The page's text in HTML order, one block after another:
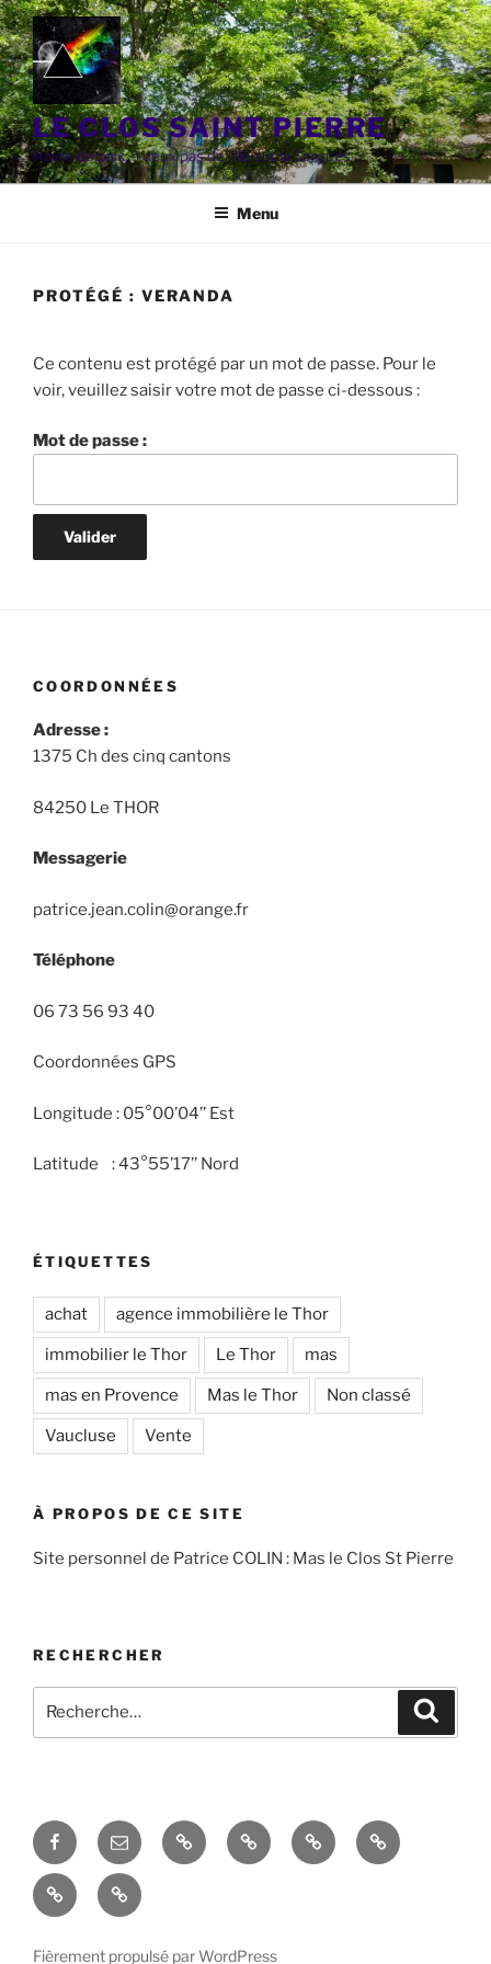
Aller
au
contenu
principal
LE CLOS SAINT PIERRE
Havre de paix, à deux pas de l'Ile sur la Sorgues
Menu
PROTÉGÉ : VERANDA
Ce contenu est protégé par un mot de passe. Pour le
voir, veuillez saisir votre mot de passe ci-dessous :
Mot de passe :
COORDONNÉES
Adresse :
1375 Ch des cinq cantons
84250 Le THOR
Messagerie
patrice.jean.colin@orange.fr
Téléphone
06 73 56 93 40
Coordonnées GPS
Longitude : 05°00’04’’ Est
Latitude : 43°55’17’’ Nord
ÉTIQUETTES
achat agence immobilière le Thor
immobilier le Thor Le Thor mas
mas en Provence Mas le Thor Non classé
Vaucluse Vente
À PROPOS DE CE SITE
Site personnel de Patrice COLIN : Mas le Clos St Pierre
RECHERCHER
pour
FacebookCourriel
–
Email
Accés
admin
Hobby La
taille
Espace
domotique
Le
mas
La
réception
Fièrement propulsé par WordPress